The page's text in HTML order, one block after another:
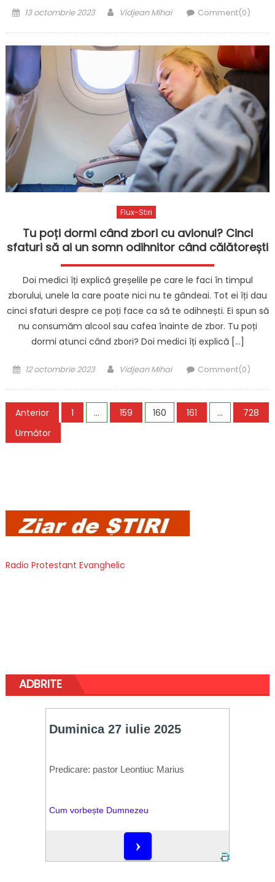
Posted
13 octombrie 2023 Author
Vidjean Mihai Comment(0)
Flux-Stiri
Tu poți dormi când zbori cu avionul? Cinci
sfaturi să ai un somn odihnitor când călătorești
Doi medici îți explică greșelile pe care le faci în timpul
zborului, unele la care poate nici nu te gândeai. Tot ei îți dau
cinci sfaturi despre ce poți face ca să te odihnești. Ei spun să
nu consumăm alcool sau cafea înainte de zbor. Tu poți
dormi atunci când zbori? Doi medici îți explică […]
Posted
12 octombrie 2023 Author
Vidjean Mihai Comment(0)
Paginație
articole
Anterior 1 … 159 160 161 …
728
Următor
Radio Protestant Evanghelic
ADBRITE